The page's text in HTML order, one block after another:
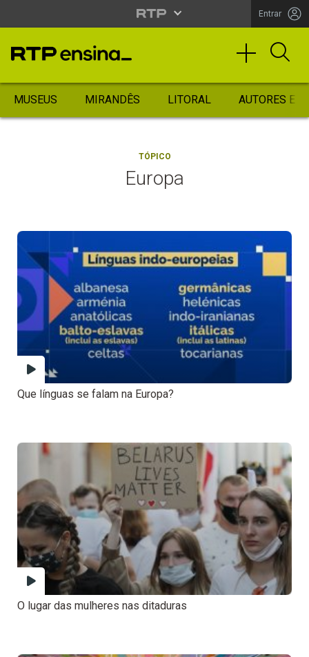
Entrar
MUSEUS MIRANDÊS LITORAL AUTORES
TÓPICO
Europa
Que línguas se falam na Europa?
O lugar das mulheres nas ditaduras